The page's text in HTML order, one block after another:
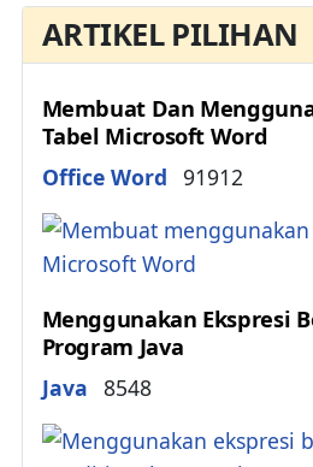
ARTIKEL PILIHAN
Membuat Dan
Tabel Microsoft Word
Details
Office Word 91912
Menggunakan Ekspresi
Program Java
Details
Java 8548